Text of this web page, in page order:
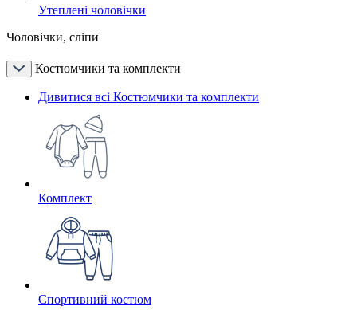
Утеплені чоловічки
Чоловічки, сліпи
Костюмчики та комплекти
Дивитися всі Костюмчики та комплекти
Комплект
Спортивний костюм